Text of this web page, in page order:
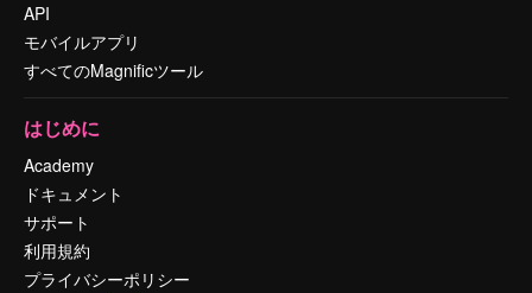
API
モバイルアプリ
すべてのMagnificツール
はじめに
Academy
ドキュメント
サポート
利用規約
プライバシーポリシー